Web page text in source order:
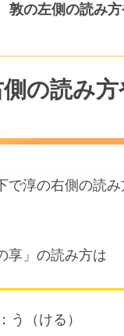
の左側の読み方
の読み
で淳の右側の読
享」の読み方は
う（ける）